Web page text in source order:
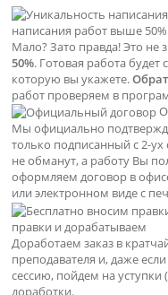
написания работ выше 50%
Мало? Зато правда! Это
50%. Готовая работа будет
которую вы укажете.
работ проверяем в
Мы официально
только подписанный с 2-ух
не обманут, а работу Вы
оформляем договор в
или электронном виде с
правки и дорабатываем
Доработаем заказ в
преподавателя и, даже
сессию, пойдем на уступки
доработки.